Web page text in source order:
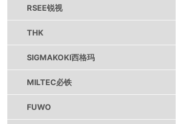
RSEE锐视
THK
SIGMAKOKI西格玛
MILTEC必铁
FUWO